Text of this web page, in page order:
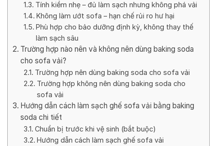
Tính kiềm nhẹ – đủ làm sạch nhưng không phá vải
Không làm ướt sofa – hạn chế rủi ro hư hại
Phù hợp cho bảo dưỡng định kỳ, không thay thế
làm sạch sâu
Trường hợp nào nên và không nên dùng baking soda
cho sofa vải?
Trường hợp nên dùng baking soda cho sofa vải
Trường hợp không nên dùng baking soda cho
sofa vải
Hướng dẫn cách làm sạch ghế sofa vải bằng baking
soda chi tiết
Chuẩn bị trước khi vệ sinh (bắt buộc)
Hướng dẫn cách làm sạch ghế sofa vải